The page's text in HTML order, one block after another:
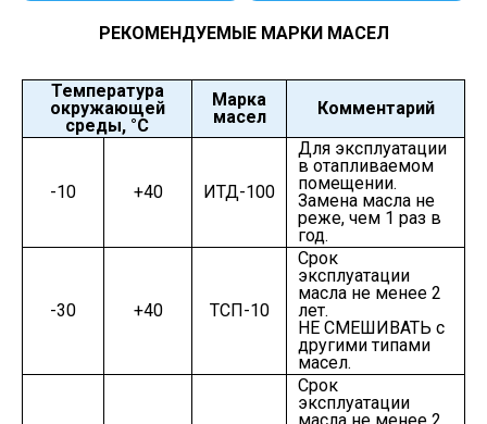
РЕКОМЕНДУЕМЫЕ МАРКИ МАСЕЛ
Температура
окружающей
среды, °С
Марка
масел
Комментарий
-10 +40 ИТД-100
Для эксплуатации
в отапливаемом
помещении.
Замена масла не
реже, чем 1 раз в
год.
-30 +40 ТСП-10
Срок
эксплуатации
масла не менее 2
лет.
НЕ СМЕШИВАТЬ с
другими типами
масел.
Срок
эксплуатации